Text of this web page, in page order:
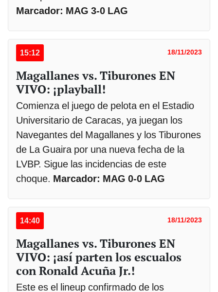
Marcador: MAG 3-0 LAG
15:12 18/11/2023
Magallanes vs. Tiburones EN
VIVO: ¡playball!
Comienza el juego de pelota en el Estadio
Universitario de Caracas, ya juegan los
Navegantes del Magallanes y los Tiburones
de La Guaira por una nueva fecha de la
LVBP. Sigue las incidencias de este
choque. Marcador: MAG 0-0 LAG
14:40 18/11/2023
Magallanes vs. Tiburones EN
VIVO: ¡así parten los escualos
con Ronald Acuña Jr.!
Este es el lineup confirmado de los